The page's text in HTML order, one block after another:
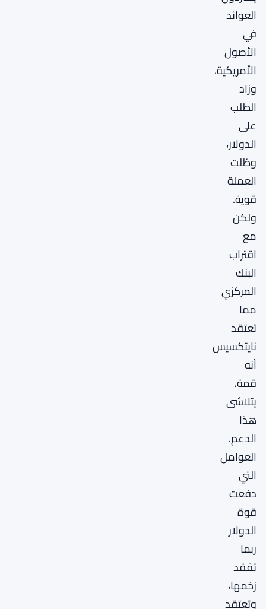
العوائد
في
الأصول
الأمريكية،
وزاد
الطلب
على
الدولار،
وظلت
العملة
قوية.
ولكن
مع
اقتراب
البنك
المركزي
مما
تعتقد
نايتكسيس
أنه
قمة،
يتلاشى
هذا
الدعم.
العوامل
التي
دفعت
قوة
الدولار
ربما
تفقد
زخمها،
وتعتقد